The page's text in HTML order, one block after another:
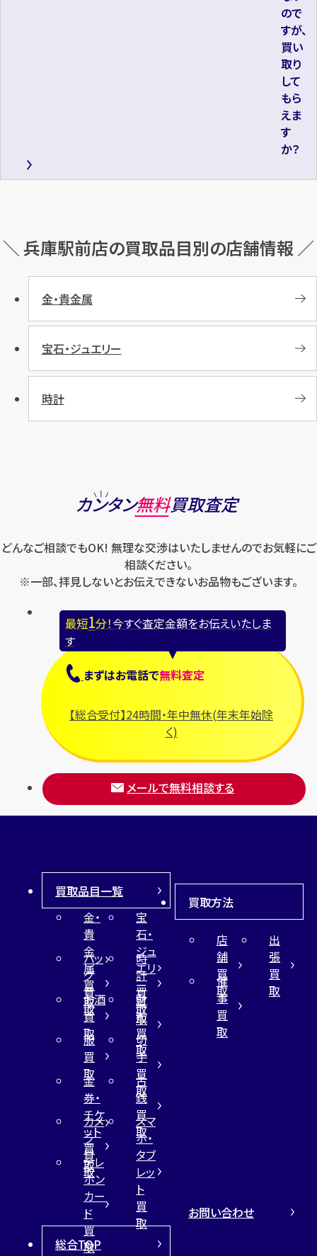
ので
すが、
買い
取り
して
もら
えま
す
か？
＼ 兵庫駅前店の買取品目別の店舗情報 ／
金・貴金属
宝石・ジュエリー
時計
カンタン無料買取査定
どんなご相談でもOK! 無理な交渉はいたしませんのでお気軽にご
相談ください。
※一部、拝見しないとお伝えできないお品物もございます。
最短1分！今すぐ査定金額をお伝えいたしま
す
まずはお電話で無料査定
【総合受付】24時間・年中無休(年末年始除
く)
メールで無料相談する
買取品目一覧
金・
貴
金
属
買
取
宝
石・
ジュ
エリ
ー
買
取
バッ
グ
買
取
時
計
買
取
お酒
買
取
財
布
買
取
服
買
取
切
手
買
取
金
券・
チケ
ット
買
取
古
銭
買
取
カメ
ラ
買
取
スマ
ホ・
タブ
レッ
ト
買
取
テレ
ホン
カー
ド
買
取
買取方法
店
舗
買
取
出
張
買
取
催
事
買
取
総合TOP
お問い合わせ